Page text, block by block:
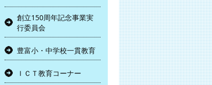
創立150周年記念事業実
行委員会
豊富小・中学校一貫教育
ＩＣＴ教育コーナー